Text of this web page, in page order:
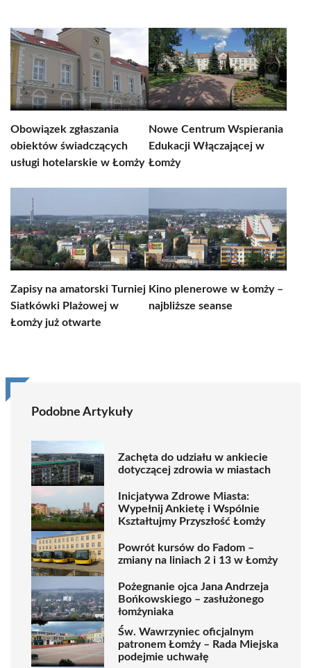
Obowiązek zgłaszania
obiektów świadczących
usługi hotelarskie w Łomży
Nowe Centrum Wspierania
Edukacji Włączającej w
Łomży
Zapisy na amatorski Turniej
Siatkówki Plażowej w
Łomży już otwarte
Kino plenerowe w Łomży –
najbliższe seanse
Podobne Artykuły
Zachęta do udziału w ankiecie
dotyczącej zdrowia w miastach
Inicjatywa Zdrowe Miasta:
Wypełnij Ankietę i Wspólnie
Kształtujmy Przyszłość Łomży
Powrót kursów do Fadom –
zmiany na liniach 2 i 13 w Łomży
Pożegnanie ojca Jana Andrzeja
Bońkowskiego – zasłużonego
łomżyniaka
Św. Wawrzyniec oficjalnym
patronem Łomży – Rada Miejska
podejmie uchwałę